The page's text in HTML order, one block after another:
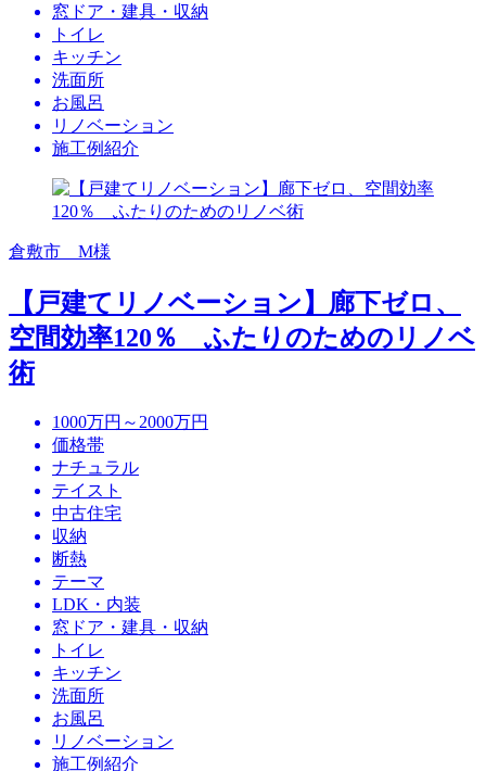
窓ドア・建具・収納
トイレ
キッチン
洗面所
お風呂
リノベーション
施工例紹介
倉敷市 M様
【戸建てリノベーション】廊下ゼロ、
空間効率120％ ふたりのためのリノベ
術
1000万円～2000万円
価格帯
ナチュラル
テイスト
中古住宅
収納
断熱
テーマ
LDK・内装
窓ドア・建具・収納
トイレ
キッチン
洗面所
お風呂
リノベーション
施工例紹介